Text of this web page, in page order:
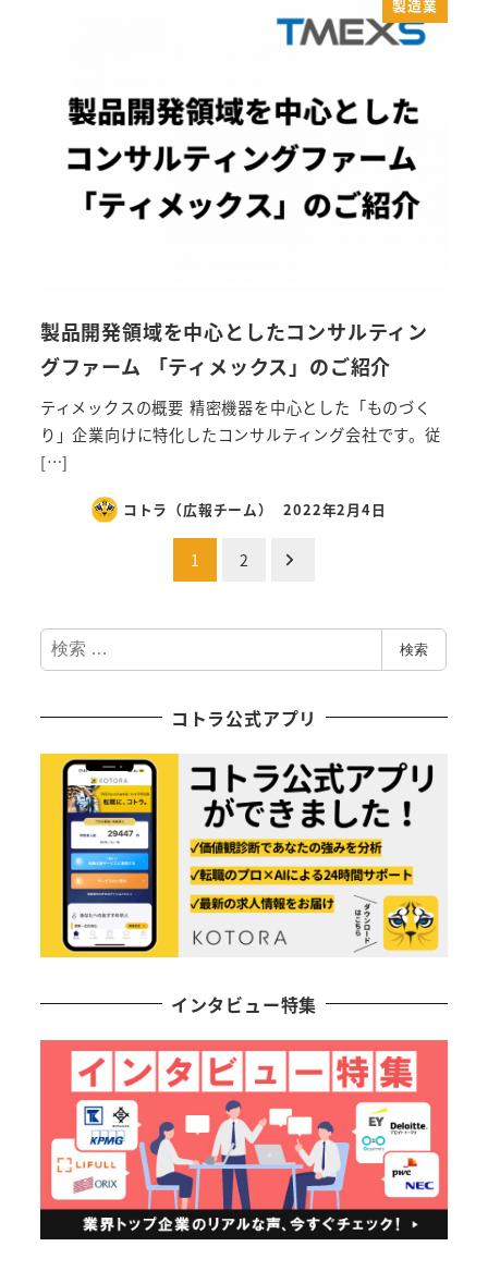
製造業
製品開発領域を中心としたコンサルティン
グファーム 「ティメックス」のご紹介
ティメックスの概要 精密機器を中心とした「ものづく
り」企業向けに特化したコンサルティング会社です。従
[…]
コトラ（広報チーム） 2022年2月4日
の
ジ
1 2
検
索
検索
コトラ公式アプリ
インタビュー特集